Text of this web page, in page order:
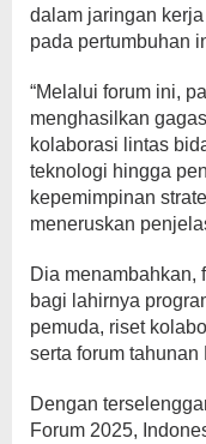
dalam jaringan
pada pertumbuhan
“Melalui forum ini,
menghasilkan
kolaborasi lintas
teknologi hingga
kepemimpinan
meneruskan
Dia menambahkan,
bagi lahirnya
pemuda, riset
serta forum
Dengan
Forum 2025,